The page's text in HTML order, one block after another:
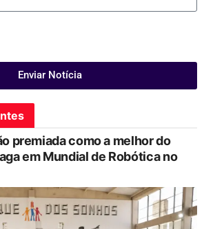
Enviar Notícia
premiada como a melhor do
em Mundial de Robótica no